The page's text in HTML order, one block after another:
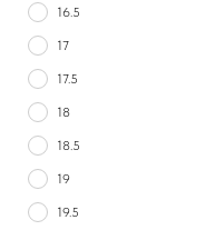
16.5
17
17.5
18
18.5
19
19.5